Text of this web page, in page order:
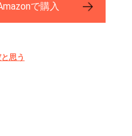
で購入
思う